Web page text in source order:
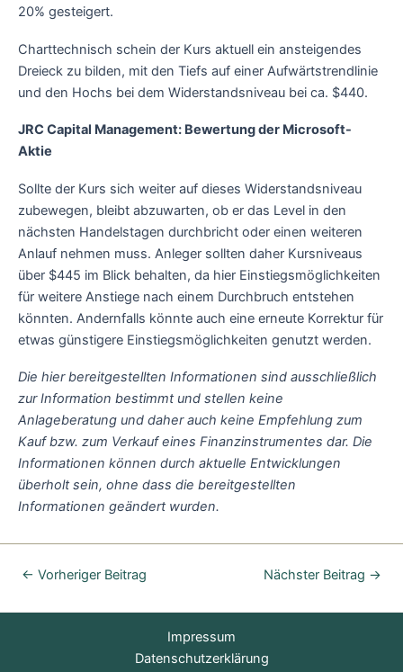
20% gesteigert.
Charttechnisch schein der Kurs aktuell ein ansteigendes
Dreieck zu bilden, mit den Tiefs auf einer Aufwärtstrendlinie
und den Hochs bei dem Widerstandsniveau bei ca. $440.
JRC Capital Management: Bewertung der Microsoft-
Aktie
Sollte der Kurs sich weiter auf dieses Widerstandsniveau
zubewegen, bleibt abzuwarten, ob er das Level in den
nächsten Handelstagen durchbricht oder einen weiteren
Anlauf nehmen muss. Anleger sollten daher Kursniveaus
über $445 im Blick behalten, da hier Einstiegsmöglichkeiten
für weitere Anstiege nach einem Durchbruch entstehen
könnten. Andernfalls könnte auch eine erneute Korrektur für
etwas günstigere Einstiegsmöglichkeiten genutzt werden.
Die hier bereitgestellten Informationen sind ausschließlich
zur Information bestimmt und stellen keine
Anlageberatung und daher auch keine Empfehlung zum
Kauf bzw. zum Verkauf eines Finanzinstrumentes dar. Die
Informationen können durch aktuelle Entwicklungen
überholt sein, ohne dass die bereitgestellten
Informationen geändert wurden.
← Vorheriger Beitrag Nächster Beitrag →
Impressum
Datenschutzerklärung